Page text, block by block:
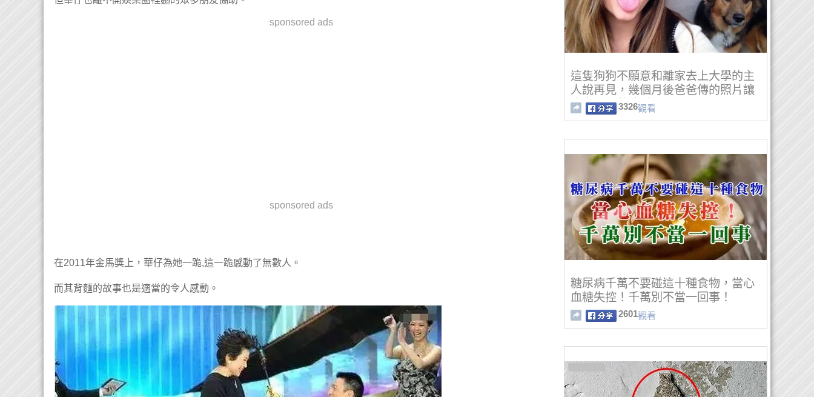
sponsored ads
sponsored ads
在2011年金馬獎上，華仔為她一跪,這一跪感動了無數人。
而其背麵的故事也是適當的令人感動。
這隻狗狗不願意和離家去上大學的主
人說再見，幾個月後爸爸傳的照片讓
大家都跟著噴淚了！
3326觀看
糖尿病千萬不要碰這十種食物，當心
血糖失控！千萬別不當一回事！
2601觀看